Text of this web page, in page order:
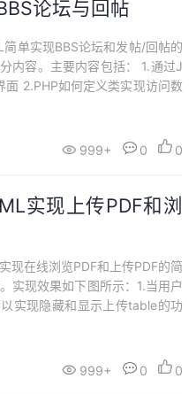
论坛与回帖
单实现BBS论坛和发帖/回帖的
内容。主要内容包括： 1.通过J
2.PHP如何定义类实现访问数
999+ 0 0
实现上传PDF和浏
现在线浏览PDF和上传PDF的简
实现效果如下图所示：1.当用户
实现隐藏和显示上传table的功
教学课件后，可以实现在线浏
999+ 0 0